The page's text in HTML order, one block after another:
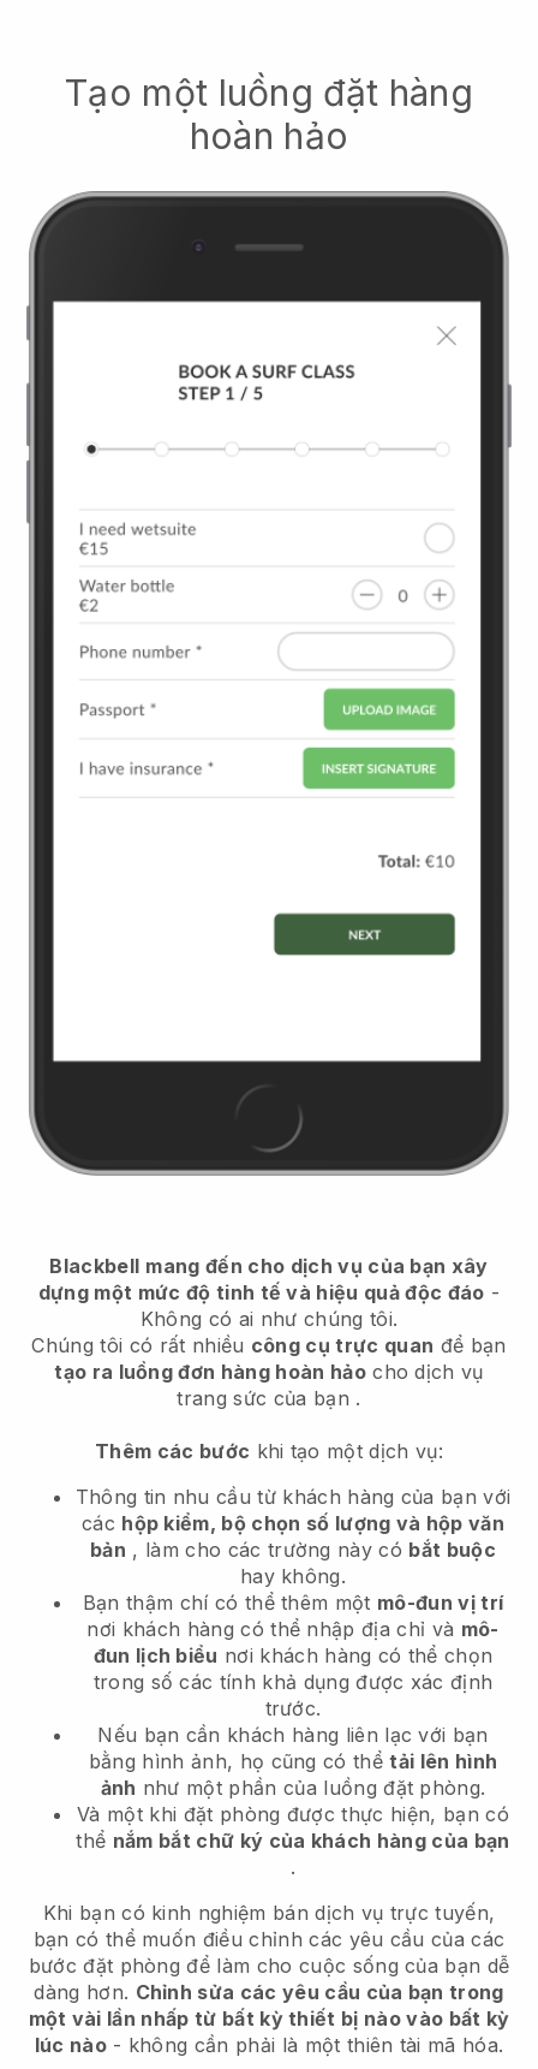
Tạo một luồng đặt hàng
hoàn hảo
Blackbell mang đến cho dịch vụ của bạn xây
dựng một mức độ tinh tế và hiệu quả độc đáo -
Không có ai như chúng tôi.
Chúng tôi có rất nhiều công cụ trực quan để bạn
tạo ra luồng đơn hàng hoàn hảo cho dịch vụ
trang sức của bạn .
Thêm các bước khi tạo một dịch vụ:
Thông tin nhu cầu từ khách hàng của bạn với
các hộp kiểm, bộ chọn số lượng và hộp văn
bản , làm cho các trường này có bắt buộc
hay không.
Bạn thậm chí có thể thêm một mô-đun vị trí
nơi khách hàng có thể nhập địa chỉ và mô-
đun lịch biểu nơi khách hàng có thể chọn
trong số các tính khả dụng được xác định
trước.
Nếu bạn cần khách hàng liên lạc với bạn
bằng hình ảnh, họ cũng có thểtải lên hình
ảnh như một phần của luồng đặt phòng.
Và một khi đặt phòng được thực hiện, bạn có
thể nắm bắt chữ ký của khách hàng của bạn
.
Khi bạn có kinh nghiệm bán dịch vụ trực tuyến,
bạn có thể muốn điều chỉnh các yêu cầu của các
bước đặt phòng để làm cho cuộc sống của bạn dễ
dàng hơn. Chỉnh sửa các yêu cầu của bạn trong
một vài lần nhấp từ bất kỳ thiết bị nào vào bất kỳ
lúc nào- không cần phải là một thiên tài mã hóa.